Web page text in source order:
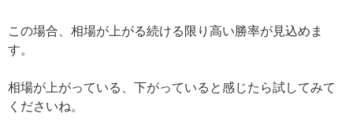
この場合、相場が上がる続ける限り高い勝率が見込めま
す。
相場が上がっている、下がっていると感じたら試してみて
くださいね。